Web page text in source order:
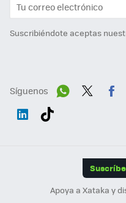
Suscribiéndote aceptas
Síguenos
Apoya a Xataka y